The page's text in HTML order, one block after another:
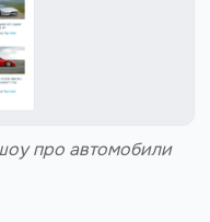
про автомобили